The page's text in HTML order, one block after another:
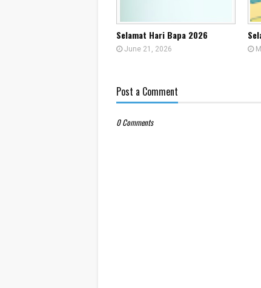
Selamat Hari Bapa 2026
June 21, 2026
Post a Comment
0 Comments